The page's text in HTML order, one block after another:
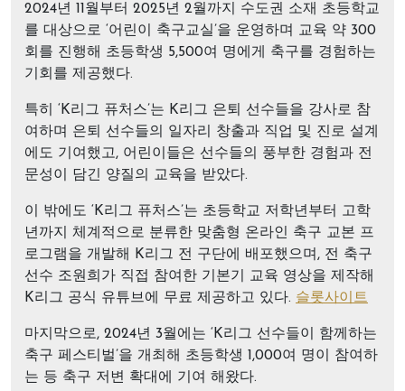
2024년 11월부터 2025년 2월까지 수도권 소재 초등학교
를 대상으로 ‘어린이 축구교실’을 운영하며 교육 약 300
회를 진행해 초등학생 5,500여 명에게 축구를 경험하는
기회를 제공했다.
특히 ‘K리그 퓨처스’는 K리그 은퇴 선수들을 강사로 참
여하며 은퇴 선수들의 일자리 창출과 직업 및 진로 설계
에도 기여했고, 어린이들은 선수들의 풍부한 경험과 전
문성이 담긴 양질의 교육을 받았다.
이 밖에도 ‘K리그 퓨처스’는 초등학교 저학년부터 고학
년까지 체계적으로 분류한 맞춤형 온라인 축구 교본 프
로그램을 개발해 K리그 전 구단에 배포했으며, 전 축구
선수 조원희가 직접 참여한 기본기 교육 영상을 제작해
K리그 공식 유튜브에 무료 제공하고 있다. 슬롯사이트
마지막으로, 2024년 3월에는 ‘K리그 선수들이 함께하는
축구 페스티벌’을 개최해 초등학생 1,000여 명이 참여하
는 등 축구 저변 확대에 기여 해왔다.